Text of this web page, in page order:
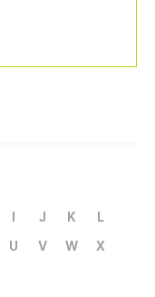
I J K
L
U V W
X